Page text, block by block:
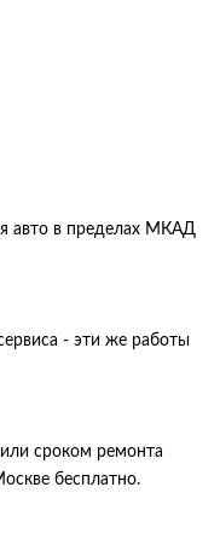
авто в пределах МКАД
- эти же работы
сроком ремонта
бесплатно.